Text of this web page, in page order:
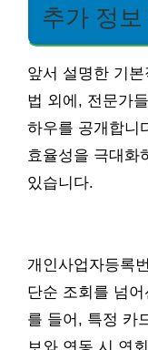
추가 정
앞서 설명한 기
법 외에, 전문가
하우를 공개합니
효율성을 극대화
있습니다.
개인사업자등록
단순 조회를 넘
를 들어, 특정 카